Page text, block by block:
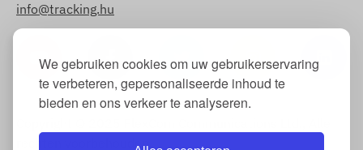
We gebruiken cookies om uw gebruikerservaring
te verbeteren, gepersonaliseerde inhoud te
bieden en ons verkeer te analyseren.
info@tracking.hu
rechten voorbehouden.